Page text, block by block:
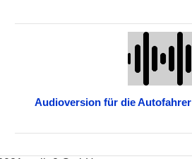
Audioversion für die Autofahrer